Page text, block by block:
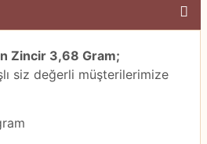
Zincir 3,68 Gram;
siz değerli müşterilerimize